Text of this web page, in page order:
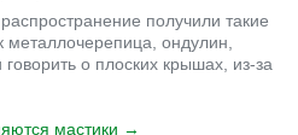
получили такие
ондулин,
о плоских крышах, из-за
мастики →